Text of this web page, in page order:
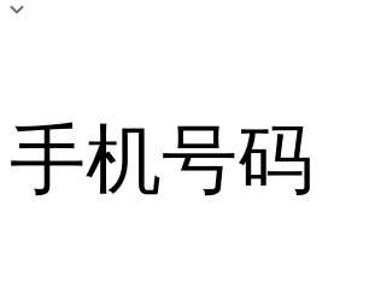
手机号码